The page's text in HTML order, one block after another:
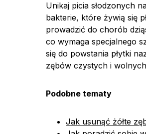
Unikaj picia słodzonych
bakterie, które żywią się
prowadzić do chorób
co wymaga specjalnego
się do powstania płytki
zębów czystych i wolnych
Podobne tematy
Jak usunąć żółte